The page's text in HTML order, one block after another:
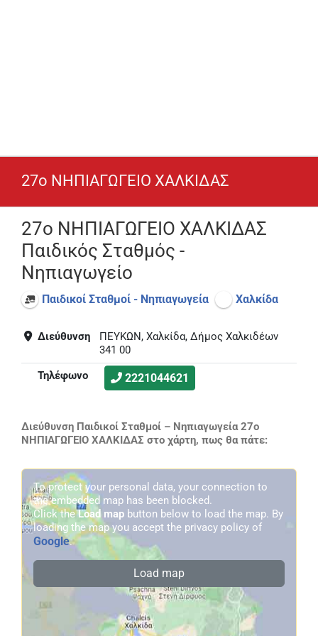
27o ΝΗΠΙΑΓΩΓΕΙΟ ΧΑΛΚΙΔΑΣ
27o ΝΗΠΙΑΓΩΓΕΙΟ ΧΑΛΚΙΔΑΣ
Παιδικός Σταθμός -
Νηπιαγωγείο
Παιδικοί Σταθμοί - Νηπιαγωγεία Χαλκίδα
Διεύθυνση
ΠΕΥΚΩΝ, Χαλκίδα, Δήμος Χαλκιδέων
341 00
Τηλέφωνο
2221044621
Διεύθυνση Παιδικοί Σταθμοί – Νηπιαγωγεία 27o
ΝΗΠΙΑΓΩΓΕΙΟ ΧΑΛΚΙΔΑΣ στο χάρτη, πως θα πάτε:
To protect your personal data, your connection to
the embedded map has been blocked.
Click theLoad map button below to load the map. By
loading the map you accept the privacy policy of
Google.
Load map